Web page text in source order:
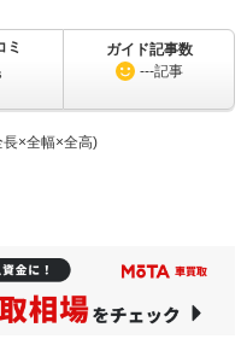
ミ
ガイド記事数
---記事
×全幅×全高)